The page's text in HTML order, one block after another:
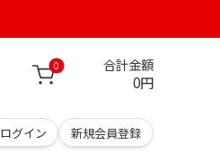
0 合計金額
0円
ログイン 新規会員登録